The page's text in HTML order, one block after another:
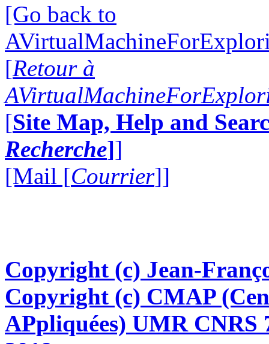
[Go back to
[Retour à
[Site Map, Help and
Recherche]]
[Mail [Courrier]]
Copyright (c) Jean-
Copyright (c) CMAP
APpliquées) UMR CNRS